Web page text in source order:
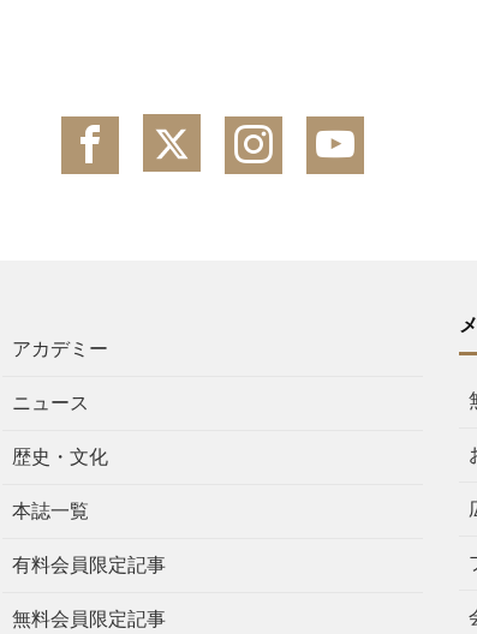
アカデミー
ニュース
歴史・文化
本誌一覧
有料会員限定記事
無料会員限定記事